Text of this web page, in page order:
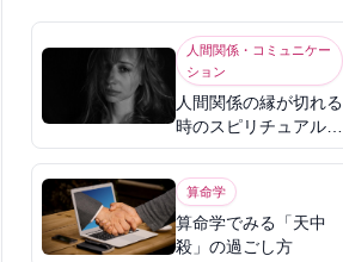
人間関係・コミュニケー
ション
人間関係の縁が切れる
時のスピリチュアル意
味
算命学
算命学でみる「天中
殺」の過ごし方